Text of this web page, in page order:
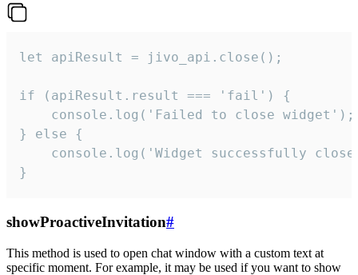
let apiResult = jivo_api.close();
if (apiResult.result === 'fail') {
    console.log('Failed to close widget');
} else {
console.log('Widget successfully
}
showProactiveInvitation#
This method is used to open chat window with a custom text at
specific moment. For example, it may be used if you want to show